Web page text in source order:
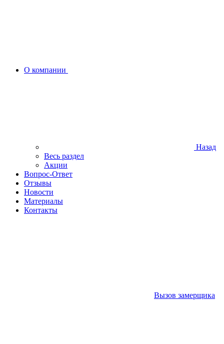
О компании
Назад
Весь раздел
Акции
Вопрос-Ответ
Отзывы
Новости
Материалы
Контакты
Вызов замерщика